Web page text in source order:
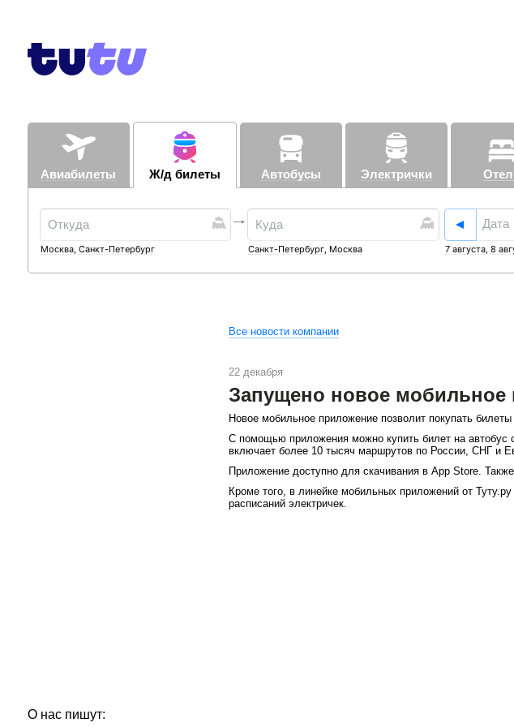
Авиабилеты Ж/д билеты Автобусы Электрички
Москва, Санкт-Петербург Санкт-Петербург, Москва 7 августа,8
Все новости компании
22 декабря
Запущено новое мобильное
Новое мобильное приложение позволит покупать
С помощью приложения можно купить билет на
включает более 10 тысяч маршрутов по России, СНГ и
Приложение доступно для скачивания в App Store.
Кроме того, в линейке мобильных приложений от
расписаний электричек.
О нас пишут: